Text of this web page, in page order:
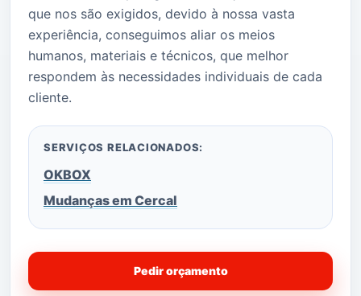
que nos são exigidos, devido à nossa vasta
experiência, conseguimos aliar os meios
humanos, materiais e técnicos, que melhor
respondem às necessidades individuais de cada
cliente.
SERVIÇOS RELACIONADOS:
OKBOX
Mudanças em Cercal
Pedir orçamento